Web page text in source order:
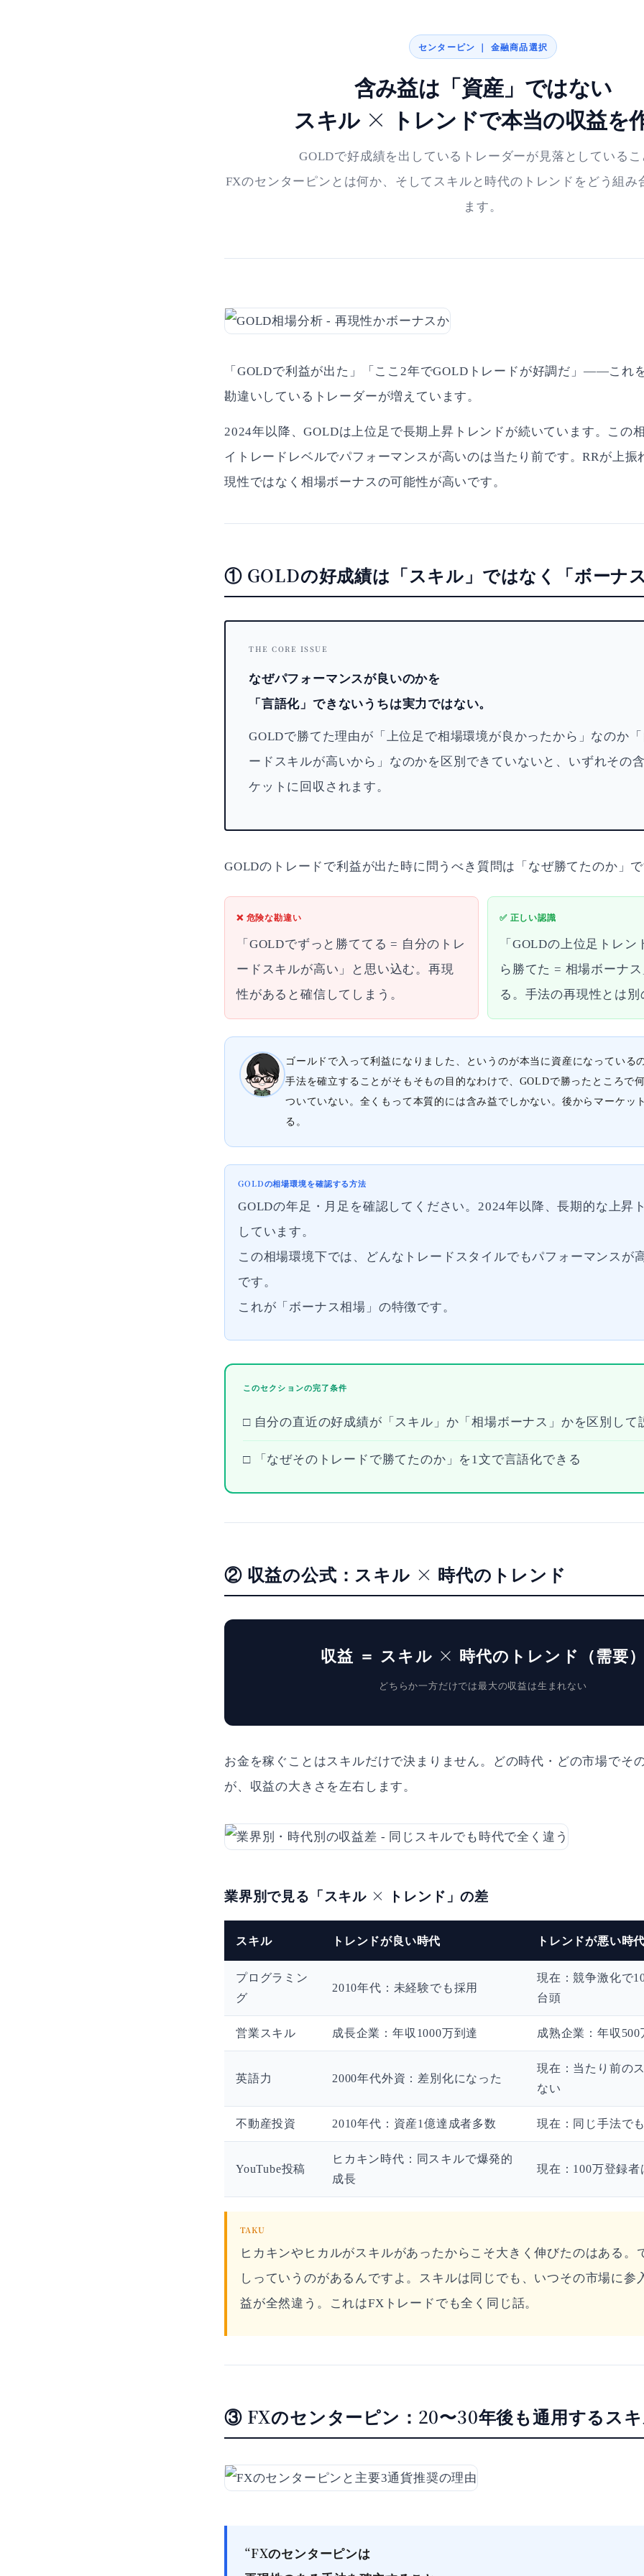
センターピン ｜ 金融商品選択
含み益は「資産」ではない
スキル × トレンドで本当の収益を
GOLDで好成績を出しているトレーダーが見落としているこ
FXのセンターピンとは何か、そしてスキルと時代のトレンドをどう組み
ます。
「GOLDで利益が出た」「ここ2年でGOLDトレードが好調だ」——これ
勘違いしているトレーダーが増えています。
2024年以降、GOLDは上位足で長期上昇トレンドが続いています。この
イトレードレベルでパフォーマンスが高いのは当たり前です。RRが上振
現性ではなく相場ボーナスの可能性が高いです。
① GOLDの好成績は「スキル」ではなく「ボーナス
THE CORE ISSUE
なぜパフォーマンスが良いのかを
「言語化」できないうちは実力ではない。
GOLDで勝てた理由が「上位足で相場環境が良かったから」なのか
ードスキルが高いから」なのかを区別できていないと、いずれその
ケットに回収されます。
GOLDのトレードで利益が出た時に問うべき質問は「なぜ勝てたのか」で
❌ 危険な勘違い
「GOLDでずっと勝ててる = 自分のトレ
ードスキルが高い」と思い込む。再現
性があると確信してしまう。
✅ 正しい認識
「GOLDの上位足トレン
ら勝てた = 相場ボーナ
る。手法の再現性とは別
ゴールドで入って利益になりました、というのが本当に資産になっている
手法を確立することがそもそもの目的なわけで、GOLDで勝ったところで
ついていない。全くもって本質的には含み益でしかない。後からマーケッ
る。
GOLDの相場環境を確認する方法
GOLDの年足・月足を確認してください。2024年以降、長期的な上昇
しています。
この相場環境下では、どんなトレードスタイルでもパフォーマンスが
です。
これが「ボーナス相場」の特徴です。
このセクションの完了条件
□ 自分の直近の好成績が「スキル」か「相場ボーナス」かを区別して
□ 「なぜそのトレードで勝てたのか」を1文で言語化できる
② 収益の公式：スキル × 時代のトレンド
収益 ＝ スキル × 時代のトレンド（需要）
どちらか一方だけでは最大の収益は生まれない
お金を稼ぐことはスキルだけで決まりません。どの時代・どの市場でそ
が、収益の大きさを左右します。
業界別で見る「スキル × トレンド」の差
スキル トレンドが良い時代 トレンドが悪い時代
プログラミン
グ
2010年代：未経験でも採用
現在：競争激化で
台頭
営業スキル 成長企業：年収1000万到達 成熟企業：年収500
英語力 2000年代外資：差別化になった
現在：当たり前の
ない
不動産投資 2010年代：資産1億達成者多数 現在：同じ手法で
YouTube投稿
ヒカキン時代：同スキルで爆発的
成長
現在：100万登録
TAKU
ヒカキンやヒカルがスキルがあったからこそ大きく伸びたのはある。
しっていうのがあるんですよ。スキルは同じでも、いつその市場に参
益が全然違う。これはFXトレードでも全く同じ話。
③ FXのセンターピン：20〜30年後も通用するス
“FXのセンターピンは